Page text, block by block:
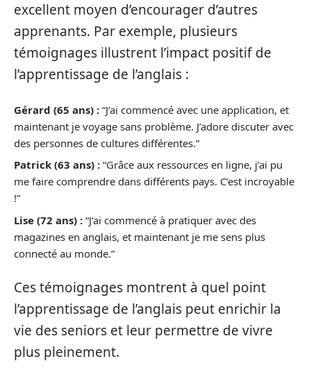
excellent moyen d’encourager d’autres
apprenants. Par exemple, plusieurs
témoignages illustrent l’impact positif de
l’apprentissage de l’anglais :
Gérard (65 ans) : “J’ai commencé avec une application, et
maintenant je voyage sans problème. J’adore discuter avec
des personnes de cultures différentes.”
Patrick (63 ans) : “Grâce aux ressources en ligne, j’ai pu
me faire comprendre dans différents pays. C’est incroyable
!”
Lise (72 ans) : “J’ai commencé à pratiquer avec des
magazines en anglais, et maintenant je me sens plus
connecté au monde.”
Ces témoignages montrent à quel point
l’apprentissage de l’anglais peut enrichir la
vie des seniors et leur permettre de vivre
plus pleinement.